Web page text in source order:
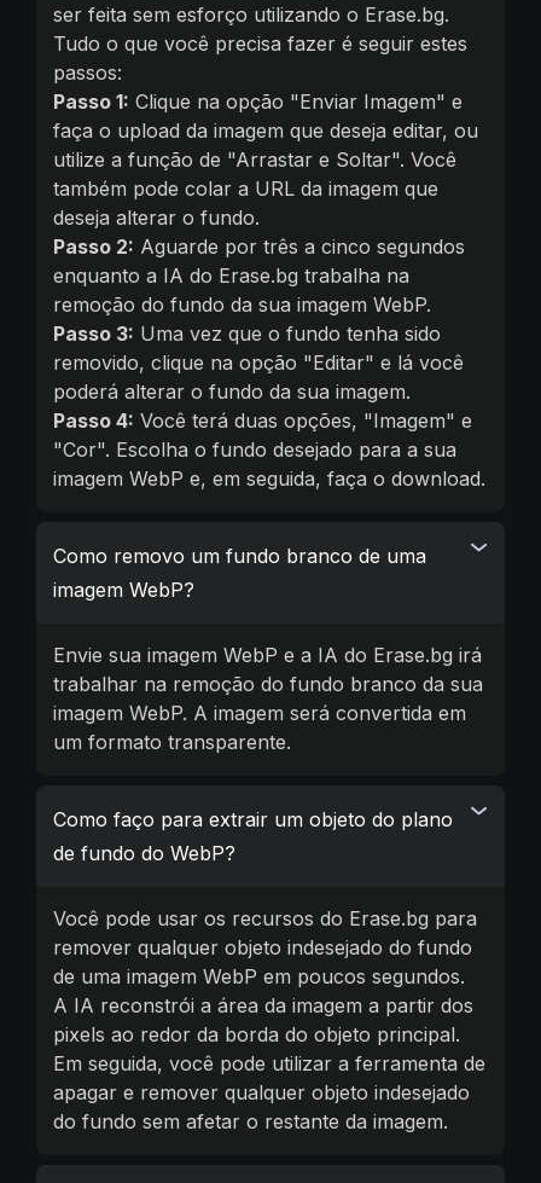
ser feita sem esforço utilizando o Erase.bg.
Tudo o que você precisa fazer é seguir estes
passos:
Passo 1: Clique na opção "Enviar Imagem" e
faça o upload da imagem que deseja editar, ou
utilize a função de "Arrastar e Soltar". Você
também pode colar a URL da imagem que
deseja alterar o fundo.
Passo 2: Aguarde por três a cinco segundos
enquanto a IA do Erase.bg trabalha na
remoção do fundo da sua imagem WebP.
Passo 3: Uma vez que o fundo tenha sido
removido, clique na opção "Editar" e lá você
poderá alterar o fundo da sua imagem.
Passo 4: Você terá duas opções, "Imagem" e
"Cor". Escolha o fundo desejado para a sua
imagem WebP e, em seguida, faça o download.
Como removo um fundo branco de uma
imagem WebP?
Envie sua imagem WebP e a IA do Erase.bg irá
trabalhar na remoção do fundo branco da sua
imagem WebP. A imagem será convertida em
um formato transparente.
Como faço para extrair um objeto do plano
de fundo do WebP?
Você pode usar os recursos do Erase.bg para
remover qualquer objeto indesejado do fundo
de uma imagem WebP em poucos segundos.
A IA reconstrói a área da imagem a partir dos
pixels ao redor da borda do objeto principal.
Em seguida, você pode utilizar a ferramenta de
apagar e remover qualquer objeto indesejado
do fundo sem afetar o restante da imagem.